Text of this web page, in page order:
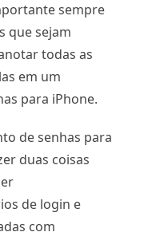
sempre
que sejam
todas as
em um
para iPhone.
de senhas para
duas coisas
de login e
com